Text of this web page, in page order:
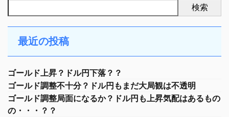
検索
最近の投稿
ゴールド上昇？ドル円下落？？
ゴールド調整不十分？ドル円もまだ大局観は不透明
ゴールド調整局面になるか？ドル円も上昇気配はあるもの
の・・・？？